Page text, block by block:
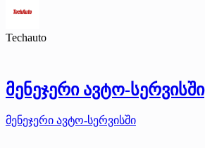
Techauto
მენეჯერი ავტო-სერვისში
მენეჯერი ავტო-სერვისში